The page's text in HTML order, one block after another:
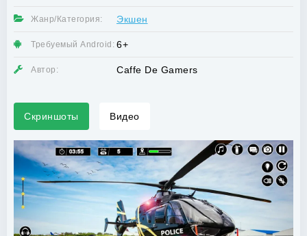
Жанр/Категория: Экшен
Требуемый Android: 6+
Автор: Caffe De Gamers
Скриншоты Видео